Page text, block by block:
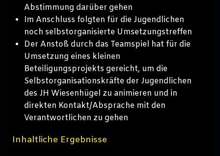
Abstimmung darüber gehen
Im Anschluss folgten für die Jugendlichen
noch selbstorganisierte Umsetzungstreffen
Der Anstoß durch das Teamspiel hat für die
Umsetzung eines kleinen
Beteiligungsprojekts gereicht, um die
Selbstorganisationskräfte der Jugendlichen
des JH Wiesenhügel zu animieren und in
direkten Kontakt/Absprache mit den
Verantwortlichen zu gehen
Inhaltliche Ergebnisse